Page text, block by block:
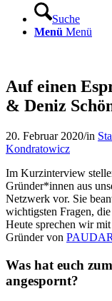
Suche
Menü Menü
Auf einen
& Deniz
20. Februar 2020/in
Kondratowicz
Im Kurzinterview
Gründer*innen aus
Netzwerk vor. Sie
wichtigsten Fragen,
Heute sprechen wir
Gründer von PAUDAR
Was hat euch
angespornt?